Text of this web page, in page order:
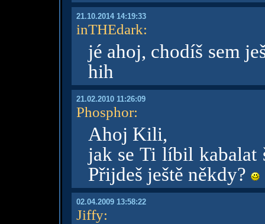
21.10.2014 14:19:33
inTHEdark:
jé ahoj, chodíš sem
hih
21.02.2010 11:26:09
Phosphor:
Ahoj Kili,
jak se Ti líbil kabalat
Přijdeš ještě někdy?
02.04.2009 13:58:22
Jiffy: